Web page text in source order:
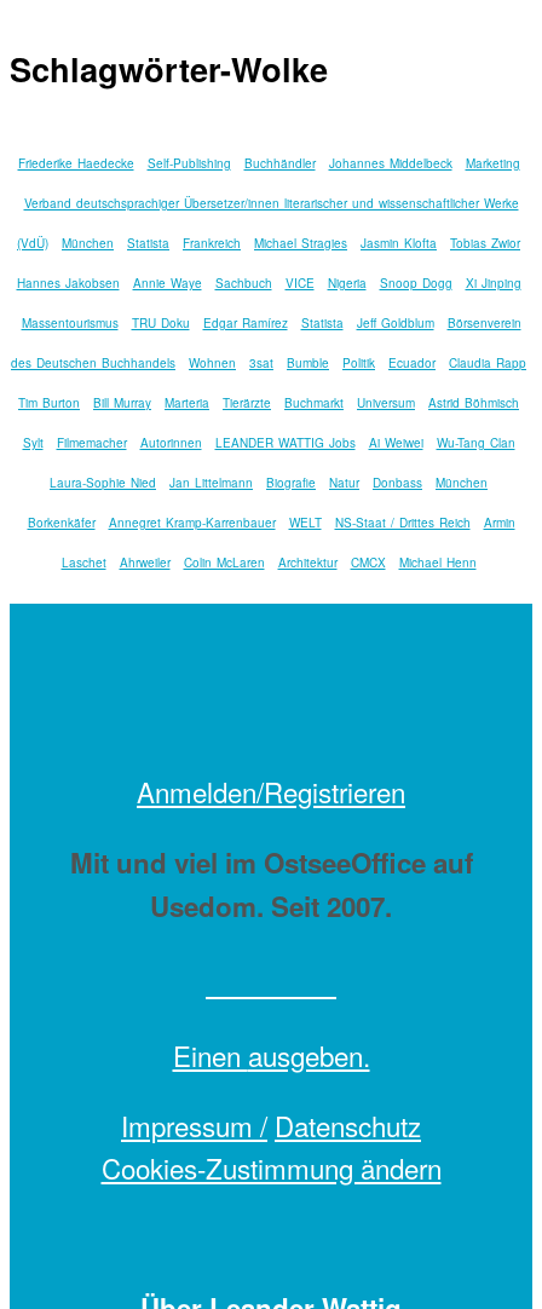
Schlagwörter-Wolke
Friederike Haedecke Self-Publishing Buchhändler Johannes Middelbeck Marketing
Verband deutschsprachiger Übersetzer/innen literarischer und wissenschaftlicher Werke
(VdÜ) München Statista Frankreich Michael Stragies Jasmin Klofta Tobias Zwior
Hannes Jakobsen Annie Waye Sachbuch VICE Nigeria Snoop Dogg Xi Jinping
Massentourismus TRU Doku Edgar Ramírez Statista Jeff Goldblum Börsenverein
des Deutschen Buchhandels Wohnen 3sat Bumble Politik Ecuador Claudia Rapp
Tim Burton Bill Murray Marteria Tierärzte Buchmarkt Universum Astrid Böhmisch
Sylt Filmemacher Autorinnen LEANDER WATTIG Jobs Ai Weiwei Wu-Tang Clan
Laura-Sophie Nied Jan Littelmann Biografie Natur Donbass München
Borkenkäfer Annegret Kramp-Karrenbauer WELT NS-Staat / Drittes Reich Armin
Laschet Ahrweiler Colin McLaren Architektur CMCX Michael Henn
Anmelden/Registrieren
Mit und viel im OstseeOffice auf
Usedom. Seit 2007.
Einen ausgeben.
Impressum / Datenschutz
Cookies-Zustimmung ändern